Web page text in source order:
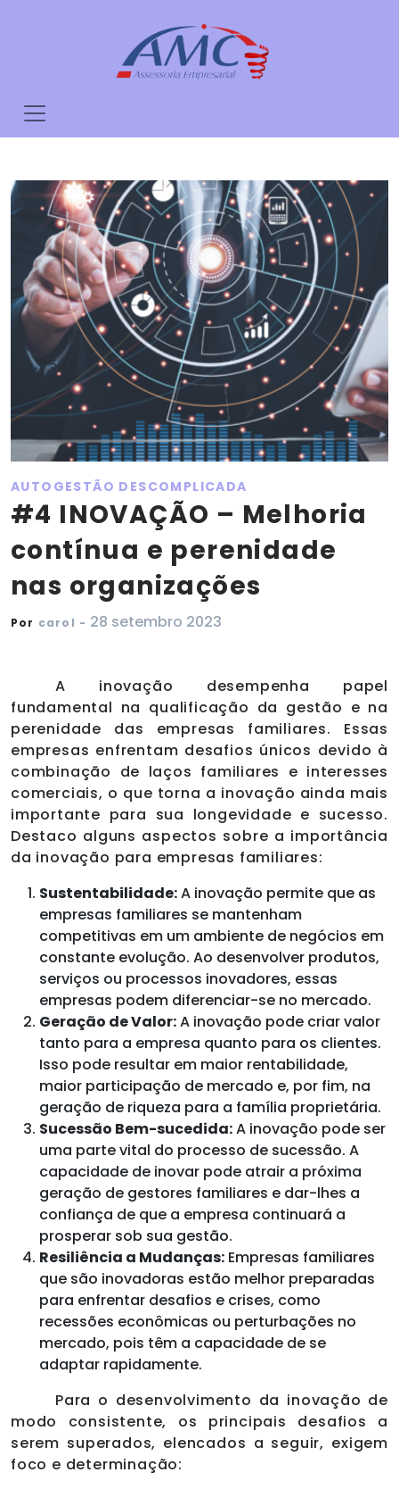
AUTOGESTÃO DESCOMPLICADA
#4 INOVAÇÃO – Melhoria
contínua e perenidade
nas organizações
Por carol - 28 setembro 2023
A inovação desempenha papel
fundamental na qualificação da gestão e na
perenidade das empresas familiares. Essas
empresas enfrentam desafios únicos devido à
combinação de laços familiares e interesses
comerciais, o que torna a inovação ainda mais
importante para sua longevidade e sucesso.
Destaco alguns aspectos sobre a importância
da inovação para empresas familiares:
Sustentabilidade:A inovação permite que as
empresas familiares se mantenham
competitivas em um ambiente de negócios em
constante evolução. Ao desenvolver produtos,
serviços ou processos inovadores, essas
empresas podem diferenciar-se no mercado.
Geração de Valor:A inovação pode criar valor
tanto para a empresa quanto para os clientes.
Isso pode resultar em maior rentabilidade,
maior participação de mercado e, por fim, na
geração de riqueza para a família proprietária.
Sucessão Bem-sucedida:A inovação pode ser
uma parte vital do processo de sucessão. A
capacidade de inovar pode atrair a próxima
geração de gestores familiares e dar-lhes a
confiança de que a empresa continuará a
prosperar sob sua gestão.
Resiliência a Mudanças: Empresas familiares
que são inovadoras estão melhor preparadas
para enfrentar desafios e crises, como
recessões econômicas ou perturbações no
mercado, pois têm a capacidade de se
adaptar rapidamente.
Para o desenvolvimento da inovação de
modo consistente, os principais desafios a
serem superados, elencados a seguir, exigem
foco e determinação: